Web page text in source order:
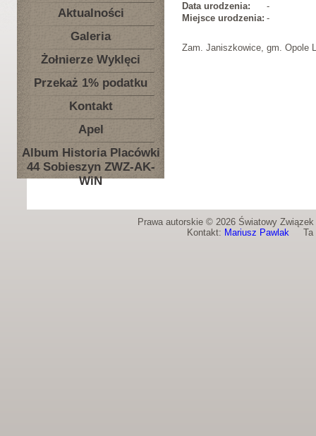
Aktualności
Galeria
Żołnierze Wyklęci
Przekaż 1% podatku
Kontakt
Apel
Album Historia Placówki
44 Sobieszyn ZWZ-AK-
WiN
Data urodzenia:
-
Miejsce urodzenia: -
Zam. Janiszkowice, gm. Opole
Prawa autorskie © 2026 Światowy
Kontakt: Mariusz PawlakTa